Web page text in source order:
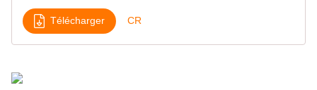
Télécharger CR